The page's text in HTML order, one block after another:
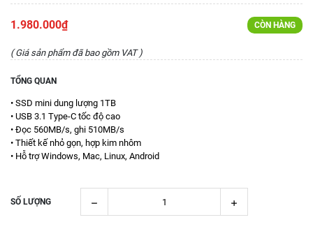
1.980.000₫ CÒN HÀNG
( Giá sản phẩm đã bao gồm VAT )
TỔNG QUAN
• SSD mini dung lượng 1TB
• USB 3.1 Type-C tốc độ cao
• Đọc 560MB/s, ghi 510MB/s
• Thiết kế nhỏ gọn, hợp kim nhôm
• Hỗ trợ Windows, Mac, Linux, Android
SỐ LƯỢNG